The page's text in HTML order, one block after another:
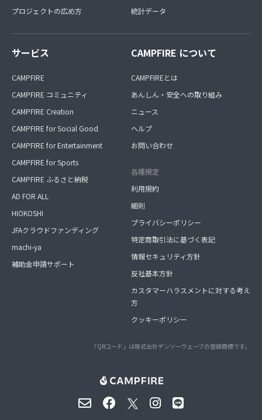
プロジェクトの広め方
統計データ
サービス
CAMPFIRE
CAMPFIRE コミュニティ
CAMPFIRE Creation
CAMPFIRE for Social Good
CAMPFIRE for Entertainment
CAMPFIRE for Sports
CAMPFIRE ふるさと納税
AD FOR ALL
HIOKOSHI
JFAクラウドファンディング
machi-ya
補助金申請サポート
CAMPFIRE について
CAMPFIREとは
あんしん・安全への取り組み
ニュース
ヘルプ
お問い合わせ
各種規定
利用規約
細則
プライバシーポリシー
特定商取引法に基づく表記
情報セキュリティ方針
反社基本方針
カスタマーハラスメントに対する考え
方
クッキーポリシー
「QRコード」は株式会社デンソーウェーブの登録商標です。